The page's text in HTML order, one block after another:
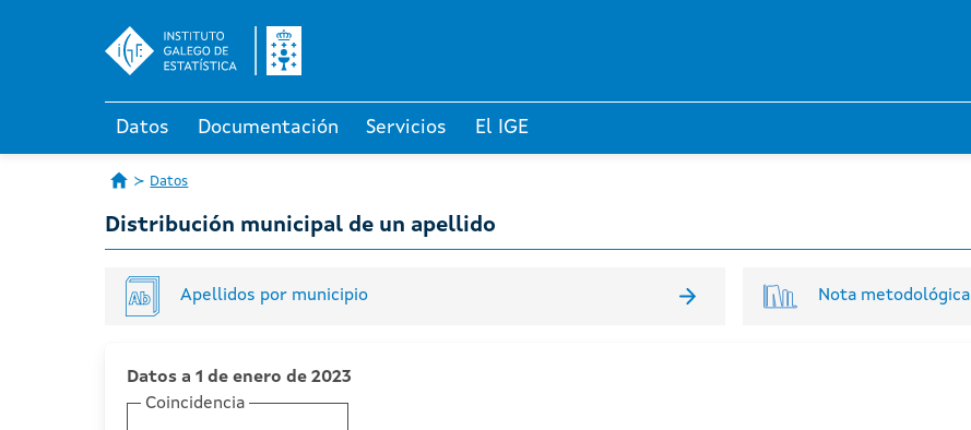
Datos Documentación Servicios El IGE
Datos
Distribución municipal de un apellido
Apellidos por municipio Nota metodológica
Datos a 1 de enero de 2023
Coincidencia